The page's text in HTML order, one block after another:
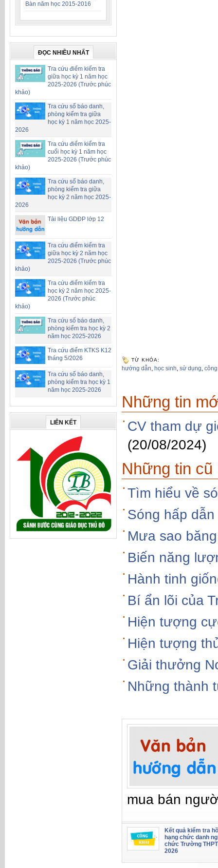
Bàn năm học 2015-2016
ĐỌC NHIỀU NHẤT
Tra cứu điểm kiểm tra
giữa học kỳ 1 năm học
2025-2026 (Trước phúc
khảo)
Tra cứu số báo danh,
phòng kiểm tra giữa
học kỳ 1 năm học 2025-
2026
Tra cứu điểm kiểm tra
cuối học kỳ 1 năm học
2025-2026 (Trước phúc
khảo)
Tra cứu số báo danh,
phòng kiểm tra giữa
học kỳ 2 năm học 2025-
2026
Tài liệu GDĐP lớp 12
Tra cứu điểm kiểm tra
giữa học kỳ 2 năm học
2025-2026 (Trước phúc
khảo)
Tra cứu điểm kiểm tra
học kỳ 2 năm học 2025-
2026 (Trước phúc
khảo)
Tra cứu số báo danh,
phòng kiểm tra học kỳ 2
năm học 2025-2026
Tra cứu điểm KTKS K12
tháng 5/2026
Tra cứu số báo danh,
phòng kiểm tra học kỳ 1
năm học 2025-2026
LIÊN KẾT
TỪ KHÓA:
hướng dẫn, học sinh, sử dụng,
Những tin
CV tham dự
(20/08/2024)
Những tin cũ
Tìm hiểu về
Sóng hấp
Mưa sao băng
Biến năng
Hành tinh
Bí ẩn lõi của
Hiện tượng
Hiện tượng
Giải thưởng
Những thành
mua bán
Kết quả kiểm tra
hạng chức danh
chức Trường
2026